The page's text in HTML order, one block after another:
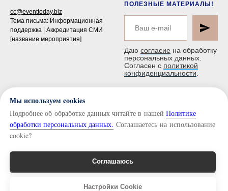
cc@eventtoday.biz
Тема письма: Информационная
поддержка | Аккредитация СМИ
[название мероприятия]
ПОЛЕЗНЫЕ МАТЕРИАЛЫ!
Даю согласие на обработку
персональных данных.
Согласен с политикой
конфиденциальности
защищены. Любое копирование
материала разрешено только с
согласия правообладателя.
Мы используем cookies
Подробнее об обработке данных читайте в нашей Политике
обработки персональных данных. Cоглашаетесь на использование
cookie?
Соглашаюсь
Настройки Cookie